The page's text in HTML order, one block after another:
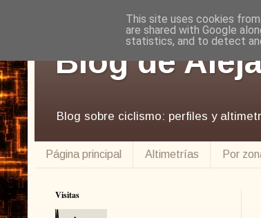
Blog de
Blog sobre ciclismo: perfiles y
Página principal Altimetrías Por
Visitas
This site uses cookies
are shared with Google
statistics, and to detect